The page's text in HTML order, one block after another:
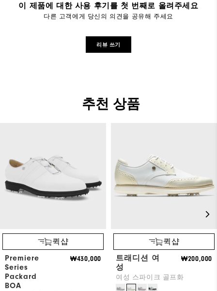
이 제품에 대한 사용 후기를 첫 번째로 올려주세요
다른 고객에게 당신의 의견을 공유해 주세요
리뷰 쓰기
추천 상품
퀵샵
Premiere
Series
Packard
BOA
₩430,000
퀵샵
트래디션 여
성
여성 스파이크 골프화
₩200,000